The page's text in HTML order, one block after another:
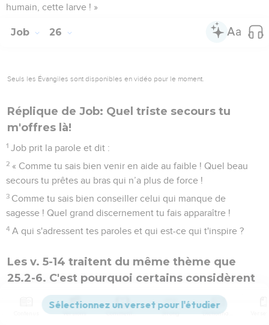
humain, cette larve ! »
Job 26
Seuls les Évangiles sont disponibles en vidéo pour le moment.
Réplique de Job: Quel triste secours tu
m'offres là!
1 Job prit la parole et dit :
2 « Comme tu sais bien venir en aide au faible ! Quel beau
secours tu prêtes au bras qui n’a plus de force !
3 Comme tu sais bien conseiller celui qui manque de
sagesse ! Quel grand discernement tu fais apparaître !
4 A qui s'adressent tes paroles et qui est-ce qui t'inspire ?
Les v. 5-14 traitent du même thème que
25.2-6. C'est pourquoi certains considèrent
ce passage comme la suite du discours de
Bildad.
Versions Commentaires Strong